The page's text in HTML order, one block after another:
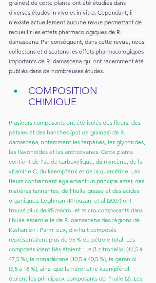
graines) de cette plante ont été étudiés dans
diverses études in vivo et in vitro. Cependant, il
n’existe actuellement aucune revue permettant de
recueillir les effets pharmacologiques de R.
damascena. Par conséquent, dans cette revue, nous
collectons et discutons les effets pharmacologiques
importants de R. damascena qui ont récemment été
publiés dans de nombreuses études.
COMPOSITION
CHIMIQUE
Plusieurs composants ont été isolés des fleurs, des
pétales et des hanches (pot de graines) de R.
damascena, notamment les terpènes, les glycosides,
les flavonoïdes et les anthocyanes. Cette plante
contient de l'acide carboxylique, du myrcène, de la
vitamine C, du kaempférol et de la quarcétine. Les
fleurs contiennent également un principe amer, des
matières tannantes, de l'huile grasse et des acides
organiques. Loghmani-Khouzani et al (2007) ont
trouvé plus de 95 macro- et micro-composants dans
l'huile essentielle de R. damascena des régions de
Kashan en . Parmi eux, dix-huit composés
représentaient plus de 95 % du pétrole total. Les
composés identifiés étaient : Le β-citronellol (14,5 à
47,5 %), le nonadécane (10,5 à 40,5 %), le géraniol
(5,5 à 18 %), ainsi que le nérol et le kaempférol
étaient les principaux composants de l'huile (2). Les